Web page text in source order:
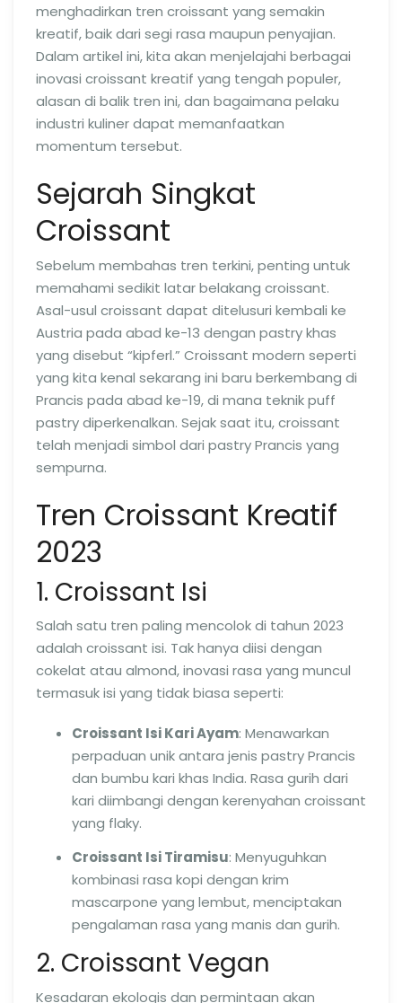
menghadirkan tren croissant yang semakin
kreatif, baik dari segi rasa maupun penyajian.
Dalam artikel ini, kita akan menjelajahi berbagai
inovasi croissant kreatif yang tengah populer,
alasan di balik tren ini, dan bagaimana pelaku
industri kuliner dapat memanfaatkan
momentum tersebut.
Sejarah Singkat
Croissant
Sebelum membahas tren terkini, penting untuk
memahami sedikit latar belakang croissant.
Asal-usul croissant dapat ditelusuri kembali ke
Austria pada abad ke-13 dengan pastry khas
yang disebut “kipferl.” Croissant modern seperti
yang kita kenal sekarang ini baru berkembang di
Prancis pada abad ke-19, di mana teknik puff
pastry diperkenalkan. Sejak saat itu, croissant
telah menjadi simbol dari pastry Prancis yang
sempurna.
Tren Croissant Kreatif
2023
1. Croissant Isi
Salah satu tren paling mencolok di tahun 2023
adalah croissant isi. Tak hanya diisi dengan
cokelat atau almond, inovasi rasa yang muncul
termasuk isi yang tidak biasa seperti:
Croissant Isi Kari Ayam: Menawarkan
perpaduan unik antara jenis pastry Prancis
dan bumbu kari khas India. Rasa gurih dari
kari diimbangi dengan kerenyahan croissant
yang flaky.
Croissant Isi Tiramisu: Menyuguhkan
kombinasi rasa kopi dengan krim
mascarpone yang lembut, menciptakan
pengalaman rasa yang manis dan gurih.
2. Croissant Vegan
Kesadaran ekologis dan permintaan akan